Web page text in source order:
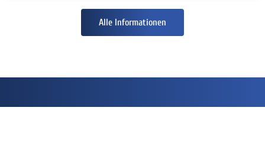
Alle Informationen